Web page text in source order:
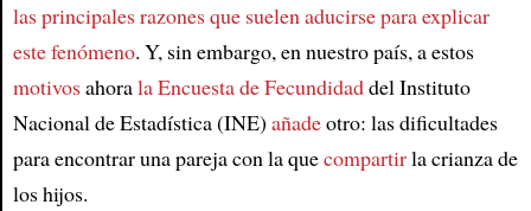
las principales razones que suelen aducirse para explicar
este fenómeno. Y, sin embargo, en nuestro país, a estos
motivosahorala Encuesta de Fecundidaddel Instituto
Nacional de Estadística (INE) añadeotro: las dificultades
para encontrar una pareja con la quecompartirla crianza de
los hijos.